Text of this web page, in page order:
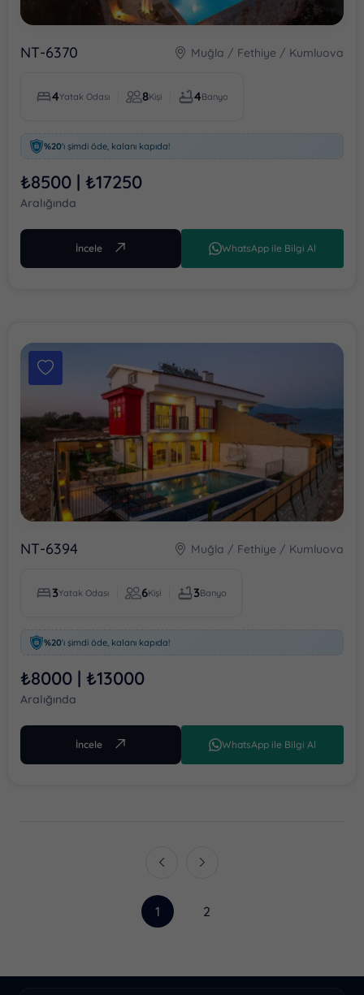
NT-6370 Muğla / Fethiye / Kumluova
4Yatak Odası 8Kişi 4Banyo
%20'ı şimdi öde, kalanı kapıda!
₺8500 | ₺17250
Aralığında
İncele WhatsApp ile Bilgi Al
NT-6394 Muğla / Fethiye / Kumluova
3Yatak Odası 6Kişi 3Banyo
%20'ı şimdi öde, kalanı kapıda!
₺8000 | ₺13000
Aralığında
İncele WhatsApp ile Bilgi Al
1 2